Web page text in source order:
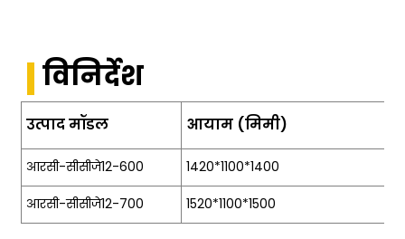
विनिर्देश
उत्पाद मॉडल आयाम (मिमी)
आरसी-सीसीजे12-600 1420*1100*1400
आरसी-सीसीजे12-700 1520*1100*1500